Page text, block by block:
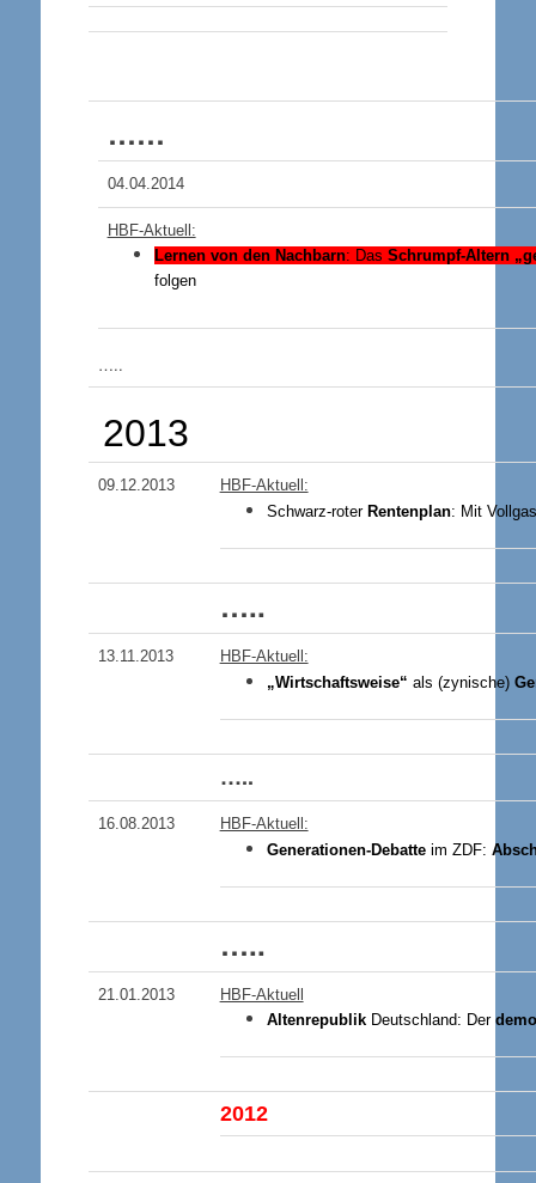
……
04.04.2014
HBF-Aktuell:
Lernen von den Nachbarn: Das Schrumpf-Altern
folgen
…..
2013
09.12.2013
HBF-Aktuell:
Schwarz-roter Rentenplan: Mit
…..
13.11 .2013
HBF-Aktuell:
„Wirtschaftsweise“ als (zynische)
…..
16.08.2013
HBF-Aktuell:
Generationen-Debatteim ZDF:
…..
21 .01.2013
HBF-Aktuell
AltenrepublikDeutschland: Der
2012